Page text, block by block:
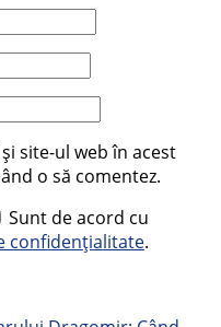
site-ul web în acest
o să comentez.
Sunt de acord cu
confidențialitate.